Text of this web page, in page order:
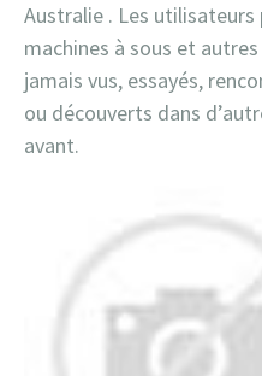
Australie . Les utilisateurs
machines à sous et
jamais vus, essayés,
ou découverts dans
avant.